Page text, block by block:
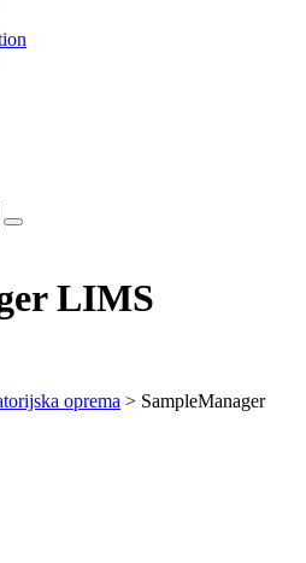
LIMS
oprema > SampleManager